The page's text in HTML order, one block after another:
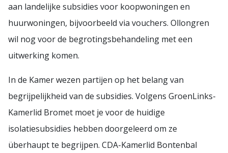
aan landelijke subsidies voor koopwoningen en
huurwoningen, bijvoorbeeld via vouchers. Ollongren
wil nog voor de begrotingsbehandeling met een
uitwerking komen.
In de Kamer wezen partijen op het belang van
begrijpelijkheid van de subsidies. Volgens GroenLinks-
Kamerlid Bromet moet je voor de huidige
isolatiesubsidies hebben doorgeleerd om ze
überhaupt te begrijpen. CDA-Kamerlid Bontenbal